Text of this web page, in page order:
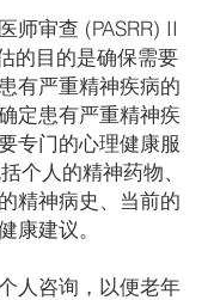
师审查 (PASRR) II
的目的是确保需要
有严重精神疾病的
定患有严重精神疾
专门的心理健康服
个人的精神药物、
精神病史、当前的
康建议。
人咨询，以便老年